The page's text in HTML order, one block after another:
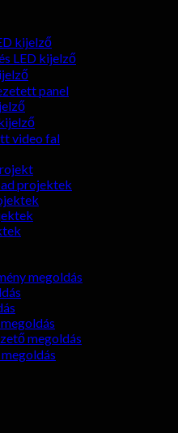
kijelző
LED kijelző
panel
video fal
projektek
megoldás
megoldás